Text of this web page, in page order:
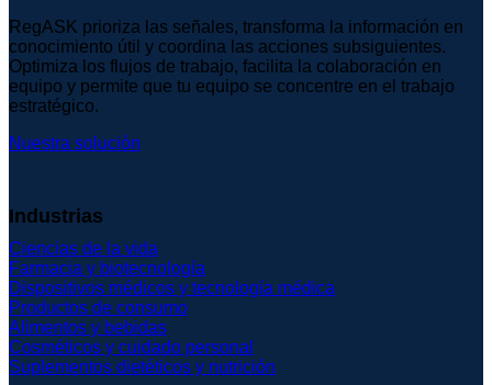
RegASK prioriza las señales, transforma la información en
conocimiento útil y coordina las acciones subsiguientes.
Optimiza los flujos de trabajo, facilita la colaboración en
equipo y permite que tu equipo se concentre en el trabajo
estratégico.
Nuestra solución
Industrias
Ciencias de la vida
Farmacia y biotecnología
Dispositivos médicos y tecnología médica
Productos de consumo
Alimentos y bebidas
Cosméticos y cuidado personal
Suplementos dietéticos y nutrición